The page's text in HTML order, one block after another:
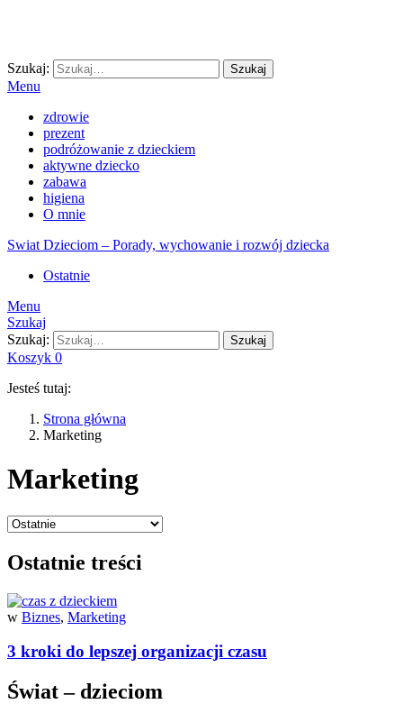
Szukaj: Szukaj
Menu
zdrowie
prezent
podróżowanie z dzieckiem
aktywne dziecko
zabawa
higiena
O mnie
Swiat Dzieciom – Porady, wychowanie i rozwój dziecka
Ostatnie
Menu
Szukaj
Szukaj:
Szukaj
Koszyk 0
Jesteś tutaj:
Strona główna
Marketing
Marketing
Ostatnie treści
w Biznes, Marketing
3 kroki do lepszej organizacji czasu
Świat – dzieciom